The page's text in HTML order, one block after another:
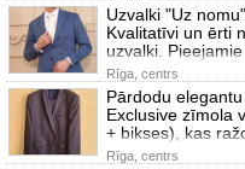
Uzvalki "Uz
Kvalitatīvi un ērti
uzvalki.
Rīga, centrs
Pārdodu
Exclusive zīmola
+ bikses), kas
Rīga, centrs